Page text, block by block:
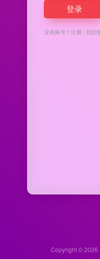
登录
没有账号？注册/找回
Copyright © 2026